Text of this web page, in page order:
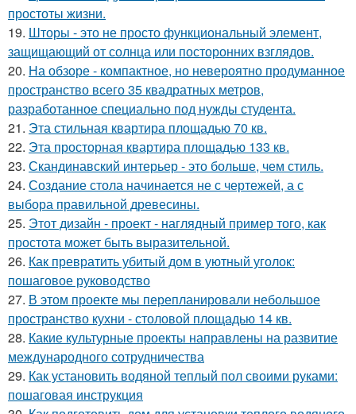
простоты жизни.
19. Шторы - это не просто функциональный элемент,
защищающий от солнца или посторонних взглядов.
20. На обзоре - компактное, но невероятно продуманное
пространство всего 35 квадратных метров,
разработанное специально под нужды студента.
21. Эта стильная квартира площадью 70 кв.
22. Эта просторная квартира площадью 133 кв.
23. Скандинавский интерьер - это больше, чем стиль.
24. Создание стола начинается не с чертежей, а с
выбора правильной древесины.
25. Этот дизайн - проект - наглядный пример того, как
простота может быть выразительной.
26. Как превратить убитый дом в уютный уголок:
пошаговое руководство
27. В этом проекте мы перепланировали небольшое
пространство кухни - столовой площадью 14 кв.
28. Какие культурные проекты направлены на развитие
международного сотрудничества
29. Как установить водяной теплый пол своими руками:
пошаговая инструкция